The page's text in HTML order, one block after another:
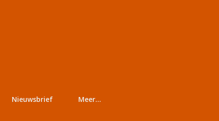
Nieuwsbrief Meer…